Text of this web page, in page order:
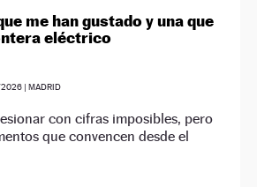
me han gustado y una que
eléctrico
| MADRID
con cifras imposibles, pero
que convencen desde el